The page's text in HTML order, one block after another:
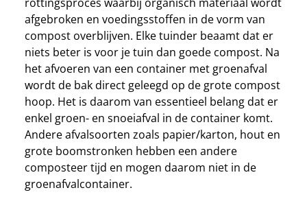
afgebroken en voedingsstoffen in de vorm van
compost overblijven. Elke tuinder beaamt dat er
niets beter is voor je tuin dan goede compost. Na
het afvoeren van een container met groenafval
wordt de bak direct geleegd op de grote compost
hoop. Het is daarom van essentieel belang dat er
enkel groen- en snoeiafval in de container komt.
Andere afvalsoorten zoals papier/karton, hout en
grote boomstronken hebben een andere
composteer tijd en mogen daarom niet in de
groenafvalcontainer.